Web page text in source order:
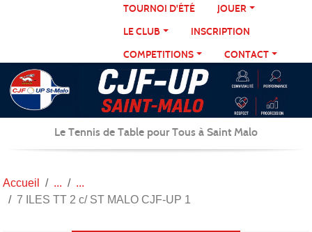
TOURNOI D'ÉTÉ
JOUER
LE CLUB
INSCRIPTION
COMPETITIONS
CONTACT
Le Tennis de Table pour Tous à Saint Malo
Accueil
7 ILES TT 2 c/ ST MALO CJF-UP 1
Panneau de gestion des cookies